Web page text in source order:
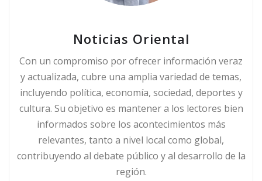
Noticias Oriental
Con un compromiso por ofrecer información veraz
y actualizada, cubre una amplia variedad de temas,
incluyendo política, economía, sociedad, deportes y
cultura. Su objetivo es mantener a los lectores bien
informados sobre los acontecimientos más
relevantes, tanto a nivel local como global,
contribuyendo al debate público y al desarrollo de la
región.